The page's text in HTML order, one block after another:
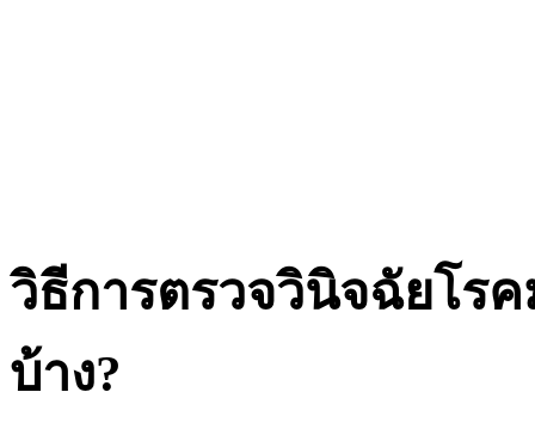
วิธีการตรวจวินิจฉัยโร
บ้าง?